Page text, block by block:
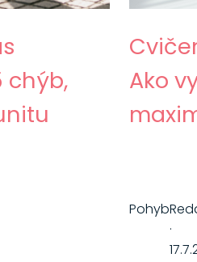
chýb,
Ako
Pohyb
·